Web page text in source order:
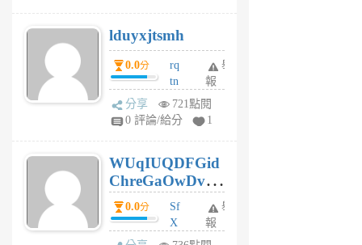
月
前
lduyxjtsmh
0.0分
rq
tn
jt
gl
個
月
前
舉
報
分享
721點閱
0 評論/給分
1
WUqIUQDFGid
ChreGaOwDv
dY0.0分
Sf
X
Pe
舉
報